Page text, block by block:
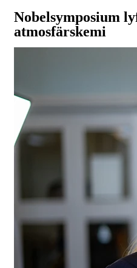
Nobelsymposium
atmosfärskemi